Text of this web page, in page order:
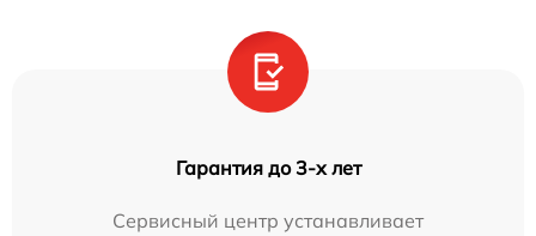
Гарантия до 3-х лет
Сервисный центр устанавливает